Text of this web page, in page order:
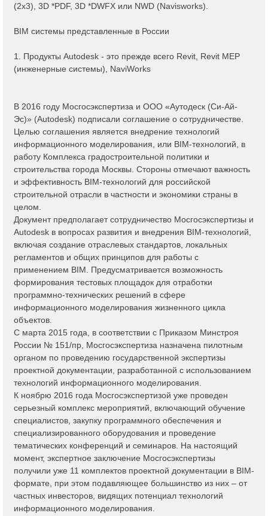
(2x3), 3D *PDF, 3D *DWFX или NWD (Navisworks).
BIM системы представленные в России
1. Продукты Autodesk - это прежде всего Revit, Revit MEP
(инженерные системы), NaviWorks
В 2016 году Мосгосэкспертиза и ООО «Аутодеск (Си-Ай-
Эс)» (Autodesk) подписали соглашение о сотрудничестве.
Целью соглашения является внедрение технологий
информационного моделирования, или BIM-технологий, в
работу Комплекса градостроительной политики и
строительства города Москвы. Стороны отмечают важность
и эффективность BIM-технологий для российской
строительной отрасли в частности и экономики страны в
целом.
Документ предполагает сотрудничество Мосгосэкспертизы и
Autodesk в вопросах развития и внедрения BIM-технологий,
включая создание отраслевых стандартов, локальных
регламентов и общих принципов для работы с
применением BIM. Предусматривается возможность
формирования тестовых площадок для отработки
программно-технических решений в сфере
информационного моделирования жизненного цикла
объектов.
С марта 2015 года, в соответствии с Приказом Минстроя
России № 151/пр, Мосгосэкспертиза назначена пилотным
органом по проведению государственной экспертизы
проектной документации, разработанной с использованием
технологий информационного моделирования.
К ноябрю 2016 года Мосгосэкспертизой уже проведен
серьезный комплекс мероприятий, включающий обучение
специалистов, закупку программного обеспечения и
специализированного оборудования и проведение
тематических конференций и семинаров. На настоящий
момент, экспертное заключение Мосгосэкспертизы
получили уже 11 комплектов проектной документации в BIM-
формате, при этом подавляющее большинство из них – от
частных инвесторов, видящих потенциал технологий
информационного моделирования.